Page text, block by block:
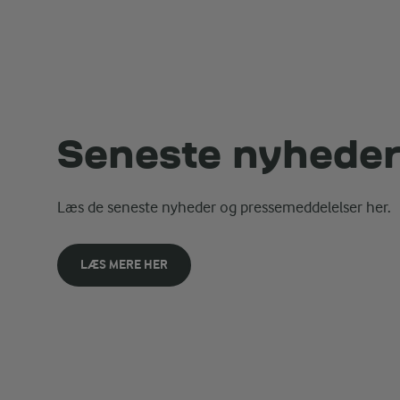
Seneste nyheder
Læs de seneste nyheder og pressemeddelelser her.
LÆS MERE HER